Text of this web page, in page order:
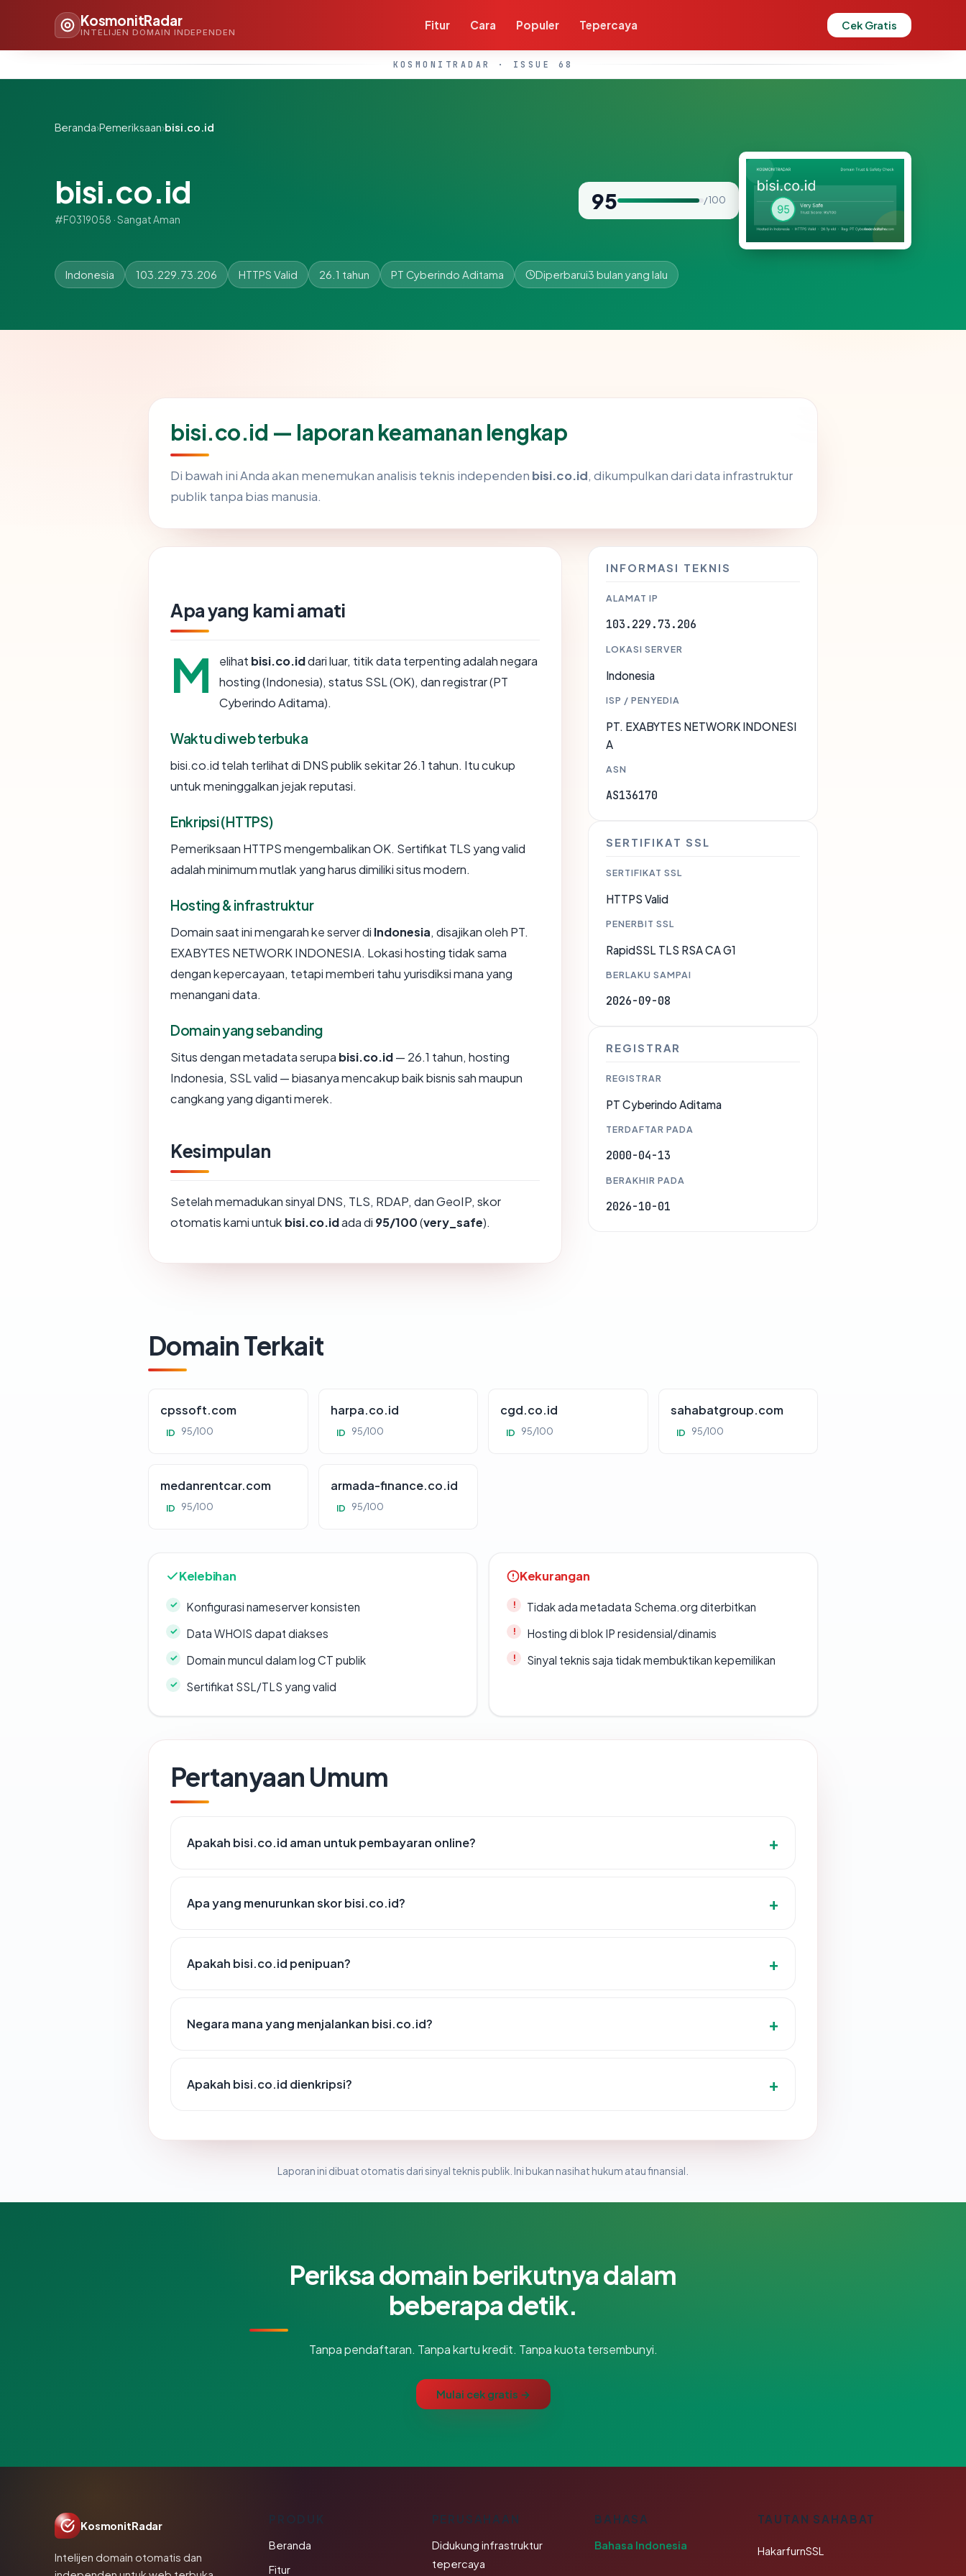
KosmonitRadar
INTELIJEN DOMAIN INDEPENDEN
Fitur Cara Populer Tepercaya Cek Gratis
KOSMONITRADAR · ISSUE 68
Beranda›Pemeriksaan›bisi.co.id
bisi.co.id
#F0319058 · Sangat Aman
95 / 100
Indonesia 103.229.73.206 HTTPS Valid 26.1 tahun PT Cyberindo Aditama Diperbarui3 bulan yang lalu
bisi.co.id — laporan keamanan lengkap
Di bawah ini Anda akan menemukan analisis teknis independen bisi.co.id, dikumpulkan dari data infrastruktur
publik tanpa bias manusia.
Apa yang kami amati
M elihat bisi.co.iddari luar, titik data terpenting adalah negara
hosting (Indonesia), status SSL (OK), dan registrar (PT
Cyberindo Aditama).
Waktu di web terbuka
bisi.co.id telah terlihat di DNS publik sekitar 26.1 tahun. Itu cukup
untuk meninggalkan jejak reputasi.
Enkripsi (HTTPS)
Pemeriksaan HTTPS mengembalikan OK. Sertifikat TLS yang valid
adalah minimum mutlak yang harus dimiliki situs modern.
Hosting & infrastruktur
Domain saat ini mengarah ke server di Indonesia, disajikan oleh PT.
EXABYTES NETWORK INDONESIA. Lokasi hosting tidak sama
dengan kepercayaan, tetapi memberi tahu yurisdiksi mana yang
menangani data.
Domain yang sebanding
Situs dengan metadata serupa bisi.co.id— 26.1 tahun, hosting
Indonesia, SSL valid — biasanya mencakup baik bisnis sah maupun
cangkang yang diganti merek.
Kesimpulan
Setelah memadukan sinyal DNS, TLS, RDAP, dan GeoIP, skor
otomatis kami untuk bisi.co.idada di 95/100(very_safe).
INFORMASI TEKNIS
ALAMAT IP
103.229.73.206
LOKASI SERVER
Indonesia
ISP / PENYEDIA
PT. EXABYTES NETWORK INDONESI
A
ASN
AS136170
SERTIFIKAT SSL
SERTIFIKAT SSL
HTTPS Valid
PENERBIT SSL
RapidSSL TLS RSA CA G1
BERLAKU SAMPAI
2026-09-08
REGISTRAR
REGISTRAR
PT Cyberindo Aditama
TERDAFTAR PADA
2000-04-13
BERAKHIR PADA
2026-10-01
Domain Terkait
cpssoft.com
ID 95/100
harpa.co.id
ID 95/100
cgd.co.id
ID 95/100
sahabatgroup.com
ID 95/100
medanrentcar.com
ID 95/100
armada-finance.co.id
ID 95/100
Kelebihan
Konfigurasi nameserver konsisten
Data WHOIS dapat diakses
Domain muncul dalam log CT publik
Sertifikat SSL/TLS yang valid
Kekurangan
Tidak ada metadata Schema.org diterbitkan
Hosting di blok IP residensial/dinamis
Sinyal teknis saja tidak membuktikan kepemilikan
Pertanyaan Umum
Apakah bisi.co.id aman untuk pembayaran online?
Apa yang menurunkan skor bisi.co.id?
Apakah bisi.co.id penipuan?
Negara mana yang menjalankan bisi.co.id?
Apakah bisi.co.id dienkripsi?
Laporan ini dibuat otomatis dari sinyal teknis publik. Ini bukan nasihat hukum atau finansial.
Periksa domain berikutnya dalam
beberapa detik.
Tanpa pendaftaran. Tanpa kartu kredit. Tanpa kuota tersembunyi.
Mulai cek gratis →
KosmonitRadar
Intelijen domain otomatis dan
Beranda
Fitur
PERUSAHAAN
Didukung infrastruktur
tepercaya
BAHASA
Bahasa Indonesia
TAUTAN SAHABAT
HakarfurnSSL